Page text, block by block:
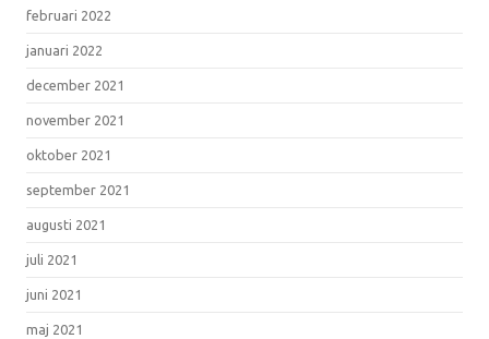
februari 2022
januari 2022
december 2021
november 2021
oktober 2021
september 2021
augusti 2021
juli 2021
juni 2021
maj 2021